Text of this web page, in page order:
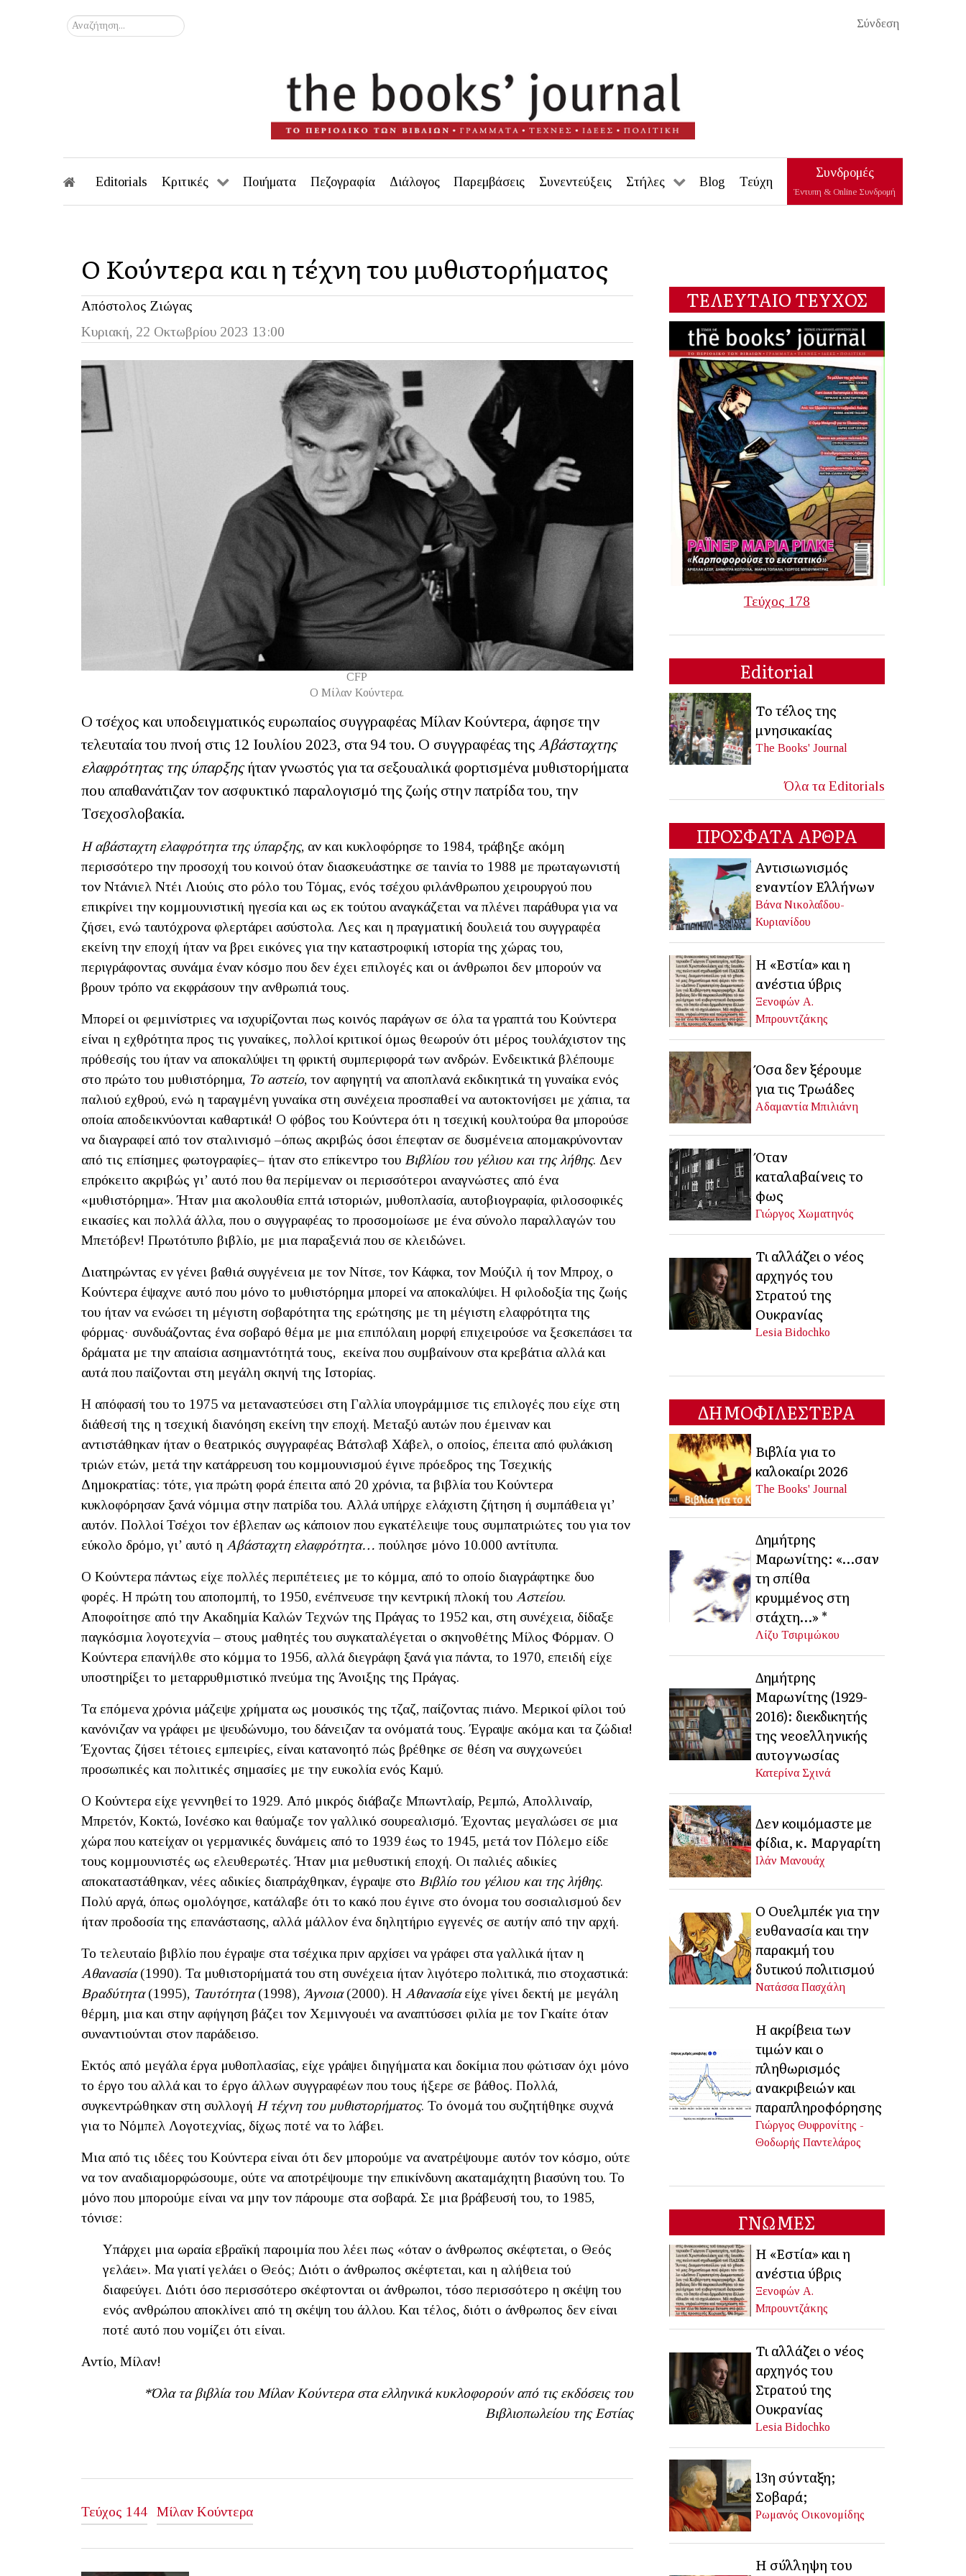
Σύνδεση
Αναζήτηση...
Editorials Κριτικές Ποιήματα Πεζογραφία Διάλογος Παρεμβάσεις Συνεντεύξεις Στήλες Blog Τεύχη
Συνδρομές
Έντυπη & Online Συνδρομή
Ο Κούντερα και η τέχνη του μυθιστορήματος
Απόστολος Ζιώγας
Κυριακή, 22 Οκτωβρίου 2023 13:00
CFP
Ο Μίλαν Κούντερα.
Ο τσέχος και υποδειγματικός ευρωπαίος συγγραφέας Μίλαν Κούντερα, άφησε την
τελευταία του πνοή στις 12 Ιουλίου 2023, στα 94 του. O συγγραφέας της Αβάσταχτης
ελαφρότητας της ύπαρξηςήταν γνωστός για τα σεξουαλικά φορτισμένα μυθιστορήματα
που απαθανάτιζαν τον ασφυκτικό παραλογισμό της ζωής στην πατρίδα του, την
Τσεχοσλοβακία.
Η αβάσταχτη ελαφρότητα της ύπαρξης, αν και κυκλοφόρησε το 1984, τράβηξε ακόμη
περισσότερο την προσοχή του κοινού όταν διασκευάστηκε σε ταινία το 1988 με πρωταγωνιστή
τον Ντάνιελ Ντέι Λιούις στο ρόλο του Τόμας, ενός τσέχου φιλάνθρωπου χειρουργού που
επικρίνει την κομμουνιστική ηγεσία και ως εκ τούτου αναγκάζεται να πλένει παράθυρα για να
ζήσει, ενώ ταυτόχρονα φλερτάρει ασύστολα. Λες και η πραγματική δουλειά του συγγραφέα
εκείνη την εποχή ήταν να βρει εικόνες για την καταστροφική ιστορία της χώρας του,
περιγράφοντας συνάμα έναν κόσμο που δεν έχει επιλογές και οι άνθρωποι δεν μπορούν να
βρουν τρόπο να εκφράσουν την ανθρωπιά τους.
Μπορεί οι φεμινίστριες να ισχυρίζονται πως κοινός παράγων σε όλα τα γραπτά του Κούντερα
είναι η εχθρότητα προς τις γυναίκες, πολλοί κριτικοί όμως θεωρούν ότι μέρος τουλάχιστον της
πρόθεσής του ήταν να αποκαλύψει τη φρικτή συμπεριφορά των ανδρών. Ενδεικτικά βλέπουμε
στο πρώτο του μυθιστόρημα, Το αστείο, τον αφηγητή να αποπλανά εκδικητικά τη γυναίκα ενός
παλιού εχθρού, ενώ η ταραγμένη γυναίκα στη συνέχεια προσπαθεί να αυτοκτονήσει με χάπια, τα
οποία αποδεικνύονται καθαρτικά! Ο φόβος του Κούντερα ότι η τσεχική κουλτούρα θα μπορούσε
να διαγραφεί από τον σταλινισμό –όπως ακριβώς όσοι έπεφταν σε δυσμένεια απομακρύνονταν
από τις επίσημες φωτογραφίες– ήταν στο επίκεντρο του Βιβλίου του γέλιου και της λήθης. Δεν
επρόκειτο ακριβώς γι’ αυτό που θα περίμεναν οι περισσότεροι αναγνώστες από ένα
«μυθιστόρημα». Ήταν μια ακολουθία επτά ιστοριών, μυθοπλασία, αυτοβιογραφία, φιλοσοφικές
εικασίες και πολλά άλλα, που ο συγγραφέας το προσομοίωσε με ένα σύνολο παραλλαγών του
Μπετόβεν! Πρωτότυπο βιβλίο, με μια παραξενιά που σε κλειδώνει.
Διατηρώντας εν γένει βαθιά συγγένεια με τον Νίτσε, τον Κάφκα, τον Μούζιλ ή τον Μπροχ, ο
Κούντερα έψαχνε αυτό που μόνο το μυθιστόρημα μπορεί να αποκαλύψει. Η φιλοδοξία της ζωής
του ήταν να ενώσει τη μέγιστη σοβαρότητα της ερώτησης με τη μέγιστη ελαφρότητα της
φόρμας· συνδυάζοντας ένα σοβαρό θέμα με μια επιπόλαιη μορφή επιχειρούσε να ξεσκεπάσει τα
δράματα με την απαίσια ασημαντότητά τους, εκείνα που συμβαίνουν στα κρεβάτια αλλά και
αυτά που παίζονται στη μεγάλη σκηνή της Ιστορίας.
Η απόφασή του τo 1975 να μεταναστεύσει στη Γαλλία υπογράμμισε τις επιλογές που είχε στη
διάθεσή της η τσεχική διανόηση εκείνη την εποχή. Μεταξύ αυτών που έμειναν και
αντιστάθηκαν ήταν ο θεατρικός συγγραφέας Βάτσλαβ Χάβελ, ο οποίος, έπειτα από φυλάκιση
τριών ετών, μετά την κατάρρευση του κομμουνισμού έγινε πρόεδρος της Τσεχικής
Δημοκρατίας: τότε, για πρώτη φορά έπειτα από 20 χρόνια, τα βιβλία του Κούντερα
κυκλοφόρησαν ξανά νόμιμα στην πατρίδα του. Αλλά υπήρχε ελάχιστη ζήτηση ή συμπάθεια γι’
αυτόν. Πολλοί Τσέχοι τον έβλεπαν ως κάποιον που εγκατέλειψε τους συμπατριώτες του για τον
εύκολο δρόμο, γι’ αυτό η Αβάσταχτη ελαφρότητα… πούλησε μόνο 10.000 αντίτυπα.
Ο Κούντερα πάντως είχε πολλές περιπέτειες με το κόμμα, από το οποίο διαγράφτηκε δυο
φορές. Η πρώτη του αποπομπή, το 1950, ενέπνευσε την κεντρική πλοκή του Αστείου.
Αποφοίτησε από την Ακαδημία Καλών Τεχνών της Πράγας το 1952 και, στη συνέχεια, δίδαξε
παγκόσμια λογοτεχνία – στους μαθητές του συγκαταλέγεται ο σκηνοθέτης Mίλος Φόρμαν. Ο
Κούντερα επανήλθε στο κόμμα το 1956, αλλά διεγράφη ξανά για πάντα, το 1970, επειδή είχε
υποστηρίξει το μεταρρυθμιστικό πνεύμα της Άνοιξης της Πράγας.
Τα επόμενα χρόνια μάζεψε χρήματα ως μουσικός της τζαζ, παίζοντας πιάνο. Μερικοί φίλοι τού
κανόνιζαν να γράφει με ψευδώνυμο, του δάνειζαν τα ονόματά τους. Έγραψε ακόμα και τα ζώδια!
Έχοντας ζήσει τέτοιες εμπειρίες, είναι κατανοητό πώς βρέθηκε σε θέση να συγχωνεύει
προσωπικές και πολιτικές σημασίες με την ευκολία ενός Καμύ.
Ο Κούντερα είχε γεννηθεί το 1929. Από μικρός διάβαζε Μπωντλαίρ, Ρεμπώ, Απολλιναίρ,
Μπρετόν, Κοκτώ, Ιονέσκο και θαύμαζε τον γαλλικό σουρεαλισμό. Έχοντας μεγαλώσει σε μια
χώρα που κατείχαν οι γερμανικές δυνάμεις από το 1939 έως το 1945, μετά τον Πόλεμο είδε
τους κομμουνιστές ως ελευθερωτές. Ήταν μια μεθυστική εποχή. Οι παλιές αδικίες
αποκαταστάθηκαν, νέες αδικίες διαπράχθηκαν, έγραψε στο Βιβλίο του γέλιου και της λήθης.
Πολύ αργά, όπως ομολόγησε, κατάλαβε ότι το κακό που έγινε στο όνομα του σοσιαλισμού δεν
ήταν προδοσία της επανάστασης, αλλά μάλλον ένα δηλητήριο εγγενές σε αυτήν από την αρχή.
Το τελευταίο βιβλίο που έγραψε στα τσέχικα πριν αρχίσει να γράφει στα γαλλικά ήταν η
Αθανασία(1990). Τα μυθιστορήματά του στη συνέχεια ήταν λιγότερο πολιτικά, πιο στοχαστικά:
Βραδύτητα(1995), Ταυτότητα(1998), Άγνοια(2000). Η Αθανασίαείχε γίνει δεκτή με μεγάλη
θέρμη, μια και στην αφήγηση βάζει τον Χεμινγουέι να αναπτύσσει φιλία με τον Γκαίτε όταν
συναντιούνται στον παράδεισο.
Εκτός από μεγάλα έργα μυθοπλασίας, είχε γράψει διηγήματα και δοκίμια που φώτισαν όχι μόνο
το έργο του αλλά και το έργο άλλων συγγραφέων που τους ήξερε σε βάθος. Πολλά,
συγκεντρώθηκαν στη συλλογή Η τέχνη του μυθιστορήματος. Το όνομά του συζητήθηκε συχνά
για το Νόμπελ Λογοτεχνίας, δίχως ποτέ να το λάβει.
Μια από τις ιδέες του Κούντερα είναι ότι δεν μπορούμε να ανατρέψουμε αυτόν τον κόσμο, ούτε
να τον αναδιαμορφώσουμε, ούτε να αποτρέψουμε την επικίνδυνη ακαταμάχητη βιασύνη του. Το
μόνο που μπορούμε είναι να μην τον πάρουμε στα σοβαρά. Σε μια βράβευσή του, το 1985,
τόνισε:
Υπάρχει μια ωραία εβραϊκή παροιμία που λέει πως «όταν ο άνθρωπος σκέφτεται, ο Θεός
γελάει». Μα γιατί γελάει ο Θεός; Διότι ο άνθρωπος σκέφτεται, και η αλήθεια τού
διαφεύγει. Διότι όσο περισσότερο σκέφτονται οι άνθρωποι, τόσο περισσότερο η σκέψη του
ενός ανθρώπου αποκλίνει από τη σκέψη του άλλου. Και τέλος, διότι ο άνθρωπος δεν είναι
ποτέ αυτό που νομίζει ότι είναι.
Αντίο, Μίλαν!
*Όλα τα βιβλία του Μίλαν Κούντερα στα ελληνικά κυκλοφορούν από τις εκδόσεις του
Βιβλιοπωλείου της Εστίας
Τεύχος 144 Μίλαν Κούντερα
ΤΕΛΕΥΤΑΙΟ ΤΕΥΧΟΣ
Τεύχος 178
Editorial
Το τέλος της
μνησικακίας
The Books' Journal
Όλα τα Editorials
ΠΡΟΣΦΑΤΑ ΑΡΘΡΑ
Αντισιωνισμός
εναντίον Ελλήνων
Βάνα Νικολαΐδου-
Κυριανίδου
Η «Εστία» και η
ανέστια ύβρις
Ξενοφών Α.
Μπρουντζάκης
Όσα δεν ξέρουμε
για τις Τρωάδες
Αδαμαντία Μπιλιάνη
Όταν
καταλαβαίνεις το
φως
Γιώργος Χωματηνός
Τι αλλάζει ο νέος
αρχηγός του
Στρατού της
Ουκρανίας
Lesia Bidochko
ΔΗΜΟΦΙΛΕΣΤΕΡΑ
Βιβλία για το
καλοκαίρι 2026
The Books' Journal
Δημήτρης
Μαρωνίτης: «…σαν
τη σπίθα
κρυμμένος στη
στάχτη…» *
Λίζυ Τσιριμώκου
Δημήτρης
Μαρωνίτης (1929-
2016): διεκδικητής
της νεοελληνικής
αυτογνωσίας
Κατερίνα Σχινά
Δεν κοιμόμαστε με
φίδια, κ. Μαργαρίτη
Ιλάν Μανουάχ
Ο Ουελμπέκ για την
ευθανασία και την
παρακμή του
δυτικού πολιτισμού
Νατάσσα Πασχάλη
Η ακρίβεια των
τιμών και ο
πληθωρισμός
ανακριβειών και
παραπληροφόρησης
Γιώργος Θυφρονίτης -
Θοδωρής Παντελάρος
ΓΝΩΜΕΣ
Η «Εστία» και η
ανέστια ύβρις
Ξενοφών Α.
Μπρουντζάκης
Τι αλλάζει ο νέος
αρχηγός του
Στρατού της
Ουκρανίας
Lesia Bidochko
13η σύνταξη;
Σοβαρά;
Ρωμανός Οικονομίδης
Η σύλληψη του